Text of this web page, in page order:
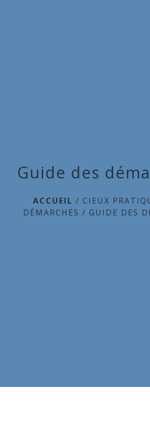
Guide des
ACCUEIL / CIEUX
DÉMARCHES / GUIDE DES